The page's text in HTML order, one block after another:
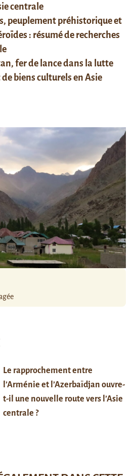
centrale
peuplement préhistorique et
: résumé de recherches
fer de lance dans la lutte
biens culturels en Asie
Le rapprochement entre
l’Arménie et l’Azerbaïdjan ouvre-
t-il une nouvelle route vers l’Asie
centrale ?